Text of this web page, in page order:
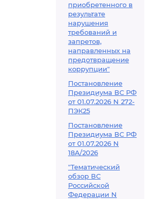
приобретенного в
результате
нарушения
требований и
запретов,
направленных на
предотвращение
коррупции"
Постановление
Президиума ВС РФ
от 01.07.2026 N 272-
ПЭК25
Постановление
Президиума ВС РФ
от 01.07.2026 N
18А/2026
"Тематический
обзор ВС
Российской
Федерации N